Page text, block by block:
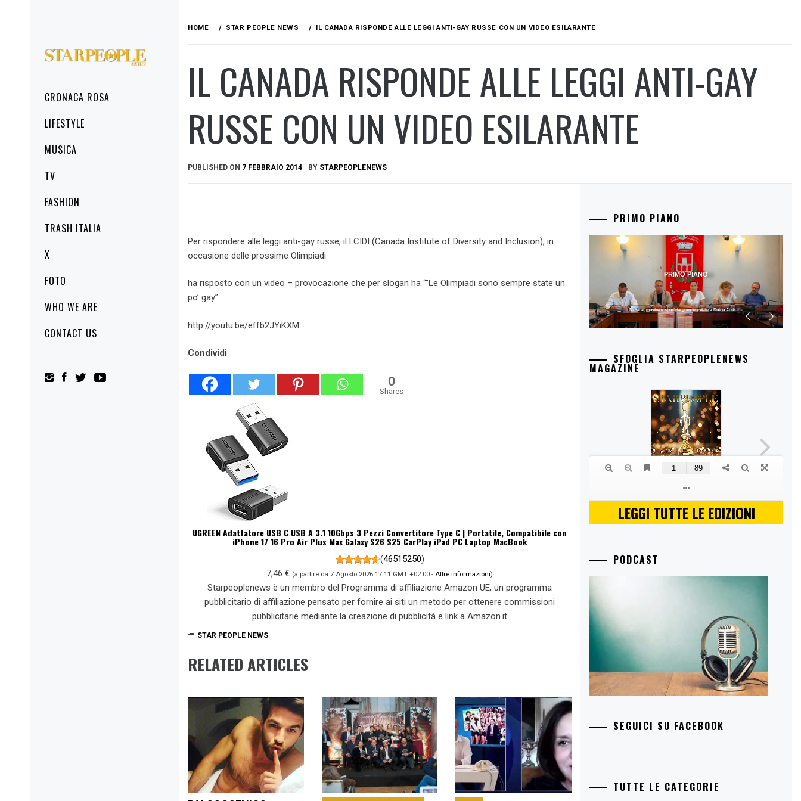
STARPEOPLENEWS
MenuCRONACA ROSA
LIFESTYLE
MUSICA
TV
FASHION
TRASH ITALIA
X
FOTO
WHO WE ARE
CONTACT US
to
content
HOME STAR PEOPLE NEWS IL CANADA RISPONDE ALLE LEGGI ANTI-GAY RUSSE CON UN VIDEO ESILARANTE
IL CANADA RISPONDE ALLE LEGGI ANTI-GAY
RUSSE CON UN VIDEO ESILARANTE
PUBLISHED ON 7 FEBBRAIO 2014 BY STARPEOPLENEWS
Per rispondere alle leggi anti-gay russe, il l CIDI (Canada Institute of Diversity and Inclusion), in
occasione delle prossime Olimpiadi
ha risposto con un video – provocazione che per slogan ha “”Le Olimpiadi sono sempre state un
po’ gay”.
http://youtu.be/effb2JYiKXM
Condividi
0
Shares
UGREEN Adattatore USB C USB A 3.1 10Gbps 3 Pezzi Convertitore Type C | Portatile, Compatibile con
iPhone 17 16 Pro Air Plus Max Galaxy S26 S25 CarPlay iPad PC Laptop MacBook
(46515250)
7,46 € (a partire da 7 Agosto 2026 17:11 GMT +02:00 -Altre informazioni)
Starpeoplenews è un membro del Programma di affiliazione Amazon UE, un programma
pubblicitario di affiliazione pensato per fornire ai siti un metodo per ottenere commissioni
pubblicitarie mediante la creazione di pubblicità e link a Amazon.it
STAR PEOPLE NEWS
RELATED ARTICLES
PRIMO PIANO
Musica, mostre e sport: la grande estate a Duino Aurisina
PRIMO PIANO
SFOGLIA STARPEOPLENEWS
MAGAZINE
LEGGI TUTTE LE EDIZIONI
PODCAST
SEGUICI SU FACEBOOK
TUTTE LE CATEGORIE